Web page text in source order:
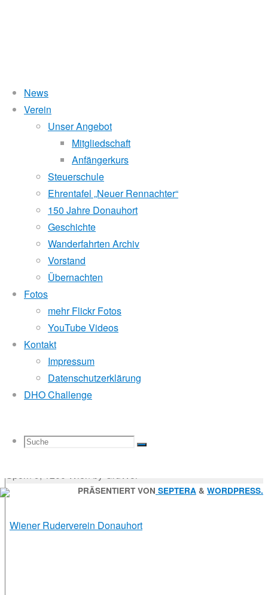
News
Verein
Unser Angebot
Mitgliedschaft
Anfängerkurs
Steuerschule
Ehrentafel „Neuer Rennachter“
150 Jahre Donauhort
Geschichte
Wanderfahrten Archiv
Vorstand
Übernachten
Fotos
mehr Flickr Fotos
YouTube Videos
Kontakt
Impressum
Datenschutzerklärung
DHO Challenge
Suche
Suchen
Suche
Termine
Google-
Kalender
Donauhort-
Kalender
Wasserstand Donau
Liegt der Wasserstand in Korneuburg (KORN)
beim Donauhort nicht gerudert.
Pegelstände (DoRIS)
Seichtstellen
Schleusenstatus
Windfinder Kuchelauer Hafen
Mitglied der
Godfrey Donauhort Club Kit
Sternfahrten Archiv
Ruderlinks-
Impressum-
nach:
Sporn 9, 1200 Wien by GruWol
PRÄSENTIERT VON SEPTERA & WORDPRESS.
Zurück
oben